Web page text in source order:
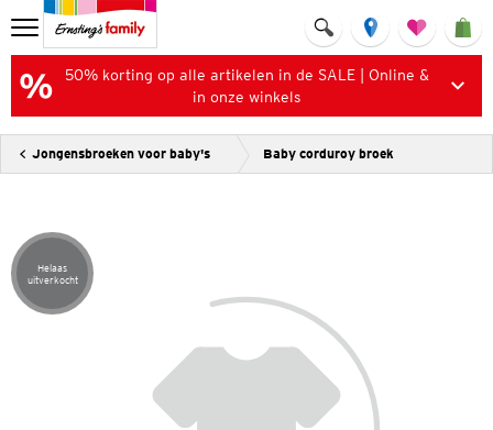
50% korting op alle artikelen in de SALE | Online &
in onze winkels
Jongensbroeken voor baby's Baby corduroy broek
Artikel helaas uitverkocht
Helaas
uitverkocht